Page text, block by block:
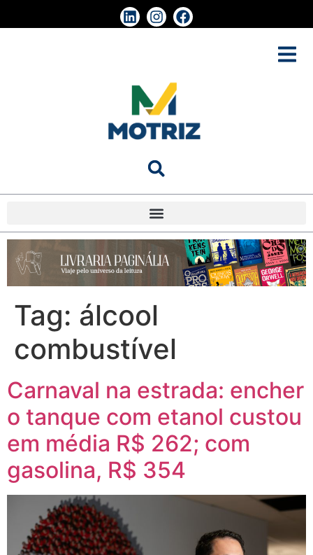
Tag: álcool
combustível
Carnaval na estrada: encher
o tanque com etanol custou
em média R$ 262; com
gasolina, R$ 354